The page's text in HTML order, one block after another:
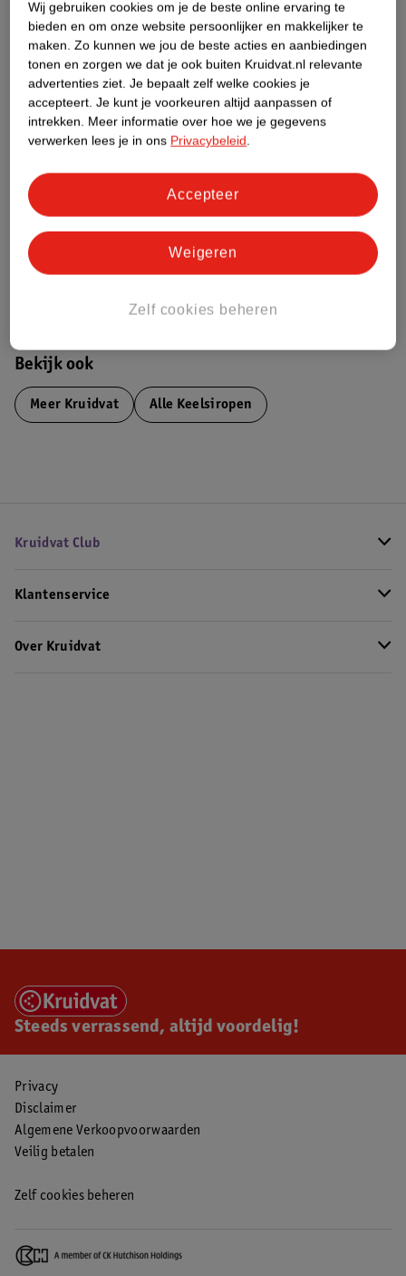
Etiketinformatie
Nature Impact Score
Dit product heeft (nog) geen Nature
Impact Score.
Bestel & Bezorginformatie
Bekijk ook
Meer Kruidvat Alle Keelsiropen
Kruidvat Club
Klantenservice
Over Kruidvat
Steeds verrassend, altijd voordelig!
Privacy
Disclaimer
Algemene Verkoopvoorwaarden
Veilig betalen
Zelf cookies beheren
Wij gebruiken cookies om je de beste online ervaring te
bieden en om onze website persoonlijker en makkelijker te
maken. Zo kunnen we jou de beste acties en aanbiedingen
tonen en zorgen we dat je ook buiten Kruidvat.nl relevante
advertenties ziet. Je bepaalt zelf welke cookies je
accepteert. Je kunt je voorkeuren altijd aanpassen of
intrekken. Meer informatie over hoe we je gegevens
verwerken lees je in ons Privacybeleid.
Zelf cookies beheren
Weigeren
Accepteer